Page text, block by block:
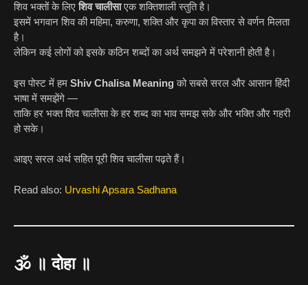
शिव भक्तों के लिएशिव चालीसाएक शक्तिशाली स्तुति है।
इसमें भगवान शिव की महिमा, करुणा, शक्ति और कृपा का विस्तार से वर्णन मिलता
है।
लेकिन कई लोगों को इसके कठिन शब्दों का अर्थ समझने में परेशानी होती है।
इस पोस्ट में हम Shiv Chalisa Meaningको सबसे सरल और आसान हिंदी
भाषा में समझेंगे —
ताकि हर भक्त शिव चालीसा के हर शब्द का भाव समझ सके और भक्ति और गहरी
हो सके।
आइए सरल अर्थ सहित पूरी शिव चालीसा पढ़ते हैं।
Read also: Urvashi Apsara Sadhana
🕉️ ॥ दोहा ॥